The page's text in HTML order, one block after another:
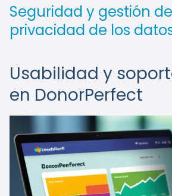
Seguridad y gestión
privacidad de los
Usabilidad y
en DonorPerfect